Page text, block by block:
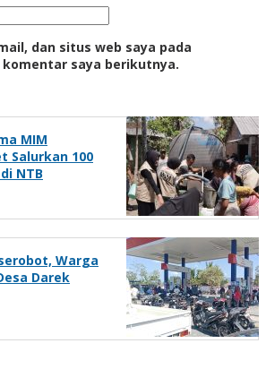
dan situs web saya pada
saya berikutnya.
MIM
Salurkan 100
NTB
Warga
Darek